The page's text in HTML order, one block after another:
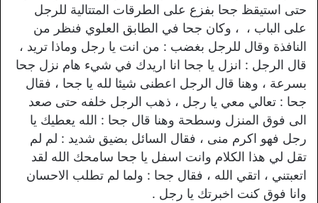
حتى استيقظ جحا بفزع على الطرقات المتتالية للرجل
على الباب ، ، وكان جحا في الطابق العلوي فنظر من
النافذة وقال للرجل بغضب : من انت يا رجل وماذا تريد ،
قال الرجل : انزل يا جحا انا اريدك في شيء هام نزل جحا
بسرعة ، وهنا قال الرجل اعطنى شيئا لله يا جحا ، فقال
جحا : تعالي معي يا رجل ، ذهب الرجل خلفه حتى صعد
الى فوق المنزل وسطحة وهنا قال جحا : الله يعطيك يا
رجل فهو اكرم منى ، فقال السائل بضيق شديد : لم لم
تقل لي هذا الكلام وانت اسفل يا جحا سامحك الله لقد
اتعبتني ، اتقي الله ، فقال جحا : ولما لم تطلب الاحسان
وانا فوق كنت اخبرتك يا رجل .